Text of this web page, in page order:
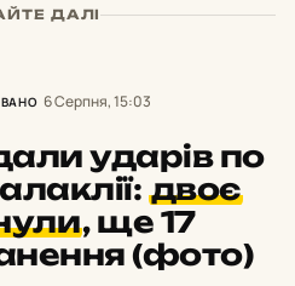
ДАЛІ
6 Серпня, 15:03
ударів по
двоє
,ще 17
(фото)